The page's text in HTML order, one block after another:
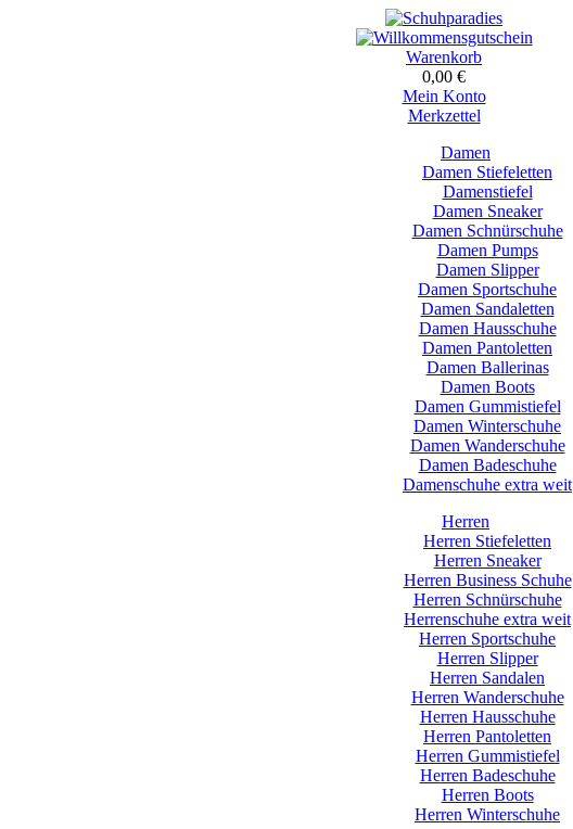
Warenkorb
0,00 €
Mein Konto
Merkzettel
Damen
Damen Stiefeletten
Damenstiefel
Damen Sneaker
Damen Schnürschuhe
Damen Pumps
Damen Slipper
Damen Sportschuhe
Damen Sandaletten
Damen Hausschuhe
Damen Pantoletten
Damen Ballerinas
Damen Boots
Damen Gummistiefel
Damen Winterschuhe
Damen Wanderschuhe
Damen Badeschuhe
Damenschuhe extra weit
Herren
Herren Stiefeletten
Herren Sneaker
Herren Business Schuhe
Herren Schnürschuhe
Herrenschuhe extra weit
Herren Sportschuhe
Herren Slipper
Herren Sandalen
Herren Wanderschuhe
Herren Hausschuhe
Herren Pantoletten
Herren Gummistiefel
Herren Badeschuhe
Herren Boots
Herren Winterschuhe